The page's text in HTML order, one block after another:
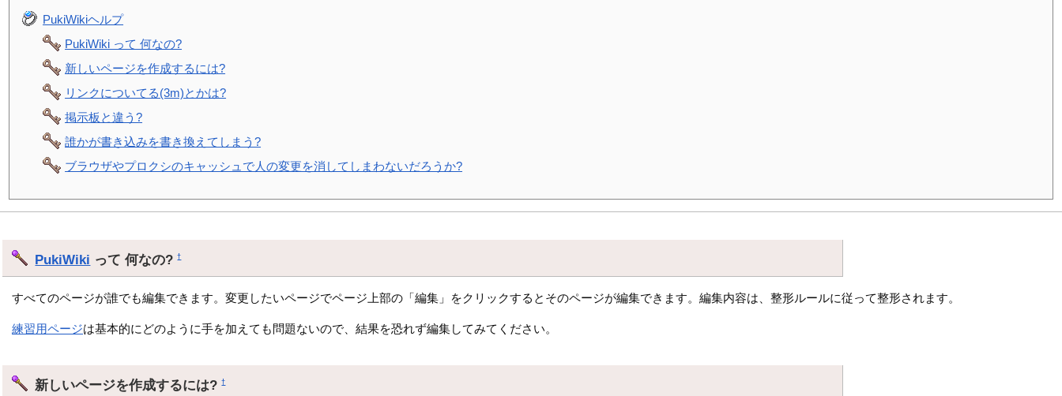
PukiWikiヘルプ
PukiWiki って 何なの?
新しいページを作成するには?
リンクについてる(3m)とかは?
掲示板と違う?
誰かが書き込みを書き換えてしまう?
ブラウザやプロクシのキャッシュで人の変更を消してしまわないだろうか?
PukiWiki って 何なの?†
すべてのページが誰でも編集できます。変更したいページでページ上部の「編集」をクリックするとそのページが編集できます。編集内容は、整形ルールに従って整形されます。
練習用ページは基本的にどのように手を加えても問題ないので、結果を恐れず編集してみてください。
新しいページを作成するには?†